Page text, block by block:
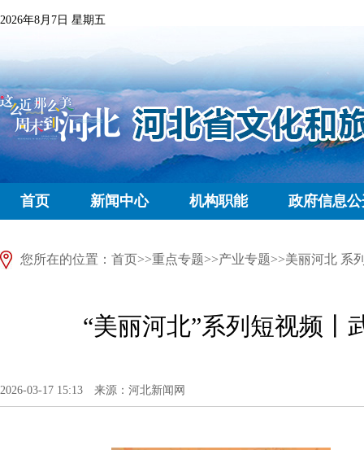
2026年8月7日 星期五
首页 新闻中心 机构职能 政府信息
您所在的位置： 首页>>重点专题>>产业专题>>美丽河北 系
“美丽河北”系列短视频
2026-03-17 15:13 来源：河北新闻网